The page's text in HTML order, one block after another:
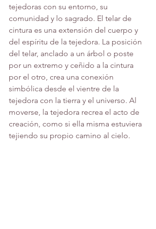
tejedoras con su entorno, su
comunidad y lo sagrado. El telar de
cintura es una extensión del cuerpo y
del espíritu de la tejedora. La posición
del telar, anclado a un árbol o poste
por un extremo y ceñido a la cintura
por el otro, crea una conexión
simbólica desde el vientre de la
tejedora con la tierra y el universo. Al
moverse, la tejedora recrea el acto de
creación, como si ella misma estuviera
tejiendo su propio camino al cielo.